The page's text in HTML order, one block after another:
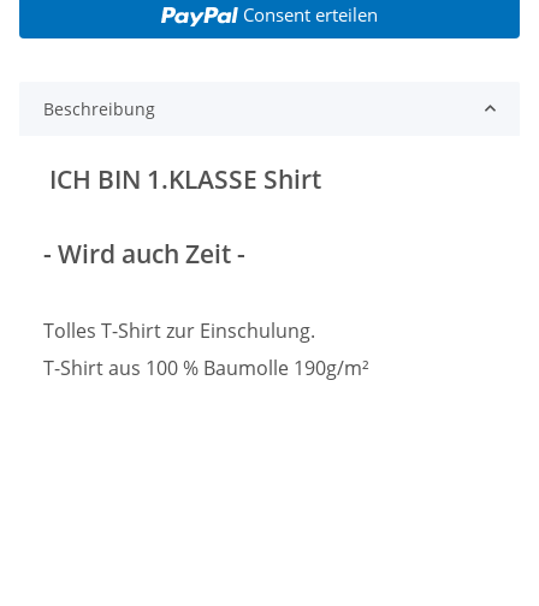
Consent erteilen
Beschreibung
ICH BIN 1.KLASSE Shirt
- Wird auch Zeit -
Tolles T-Shirt zur Einschulung.
T-Shirt aus 100 % Baumolle 190g/m²